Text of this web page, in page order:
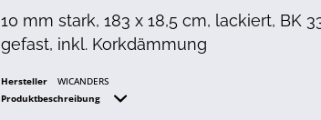
10 mm stark, 183 x 18,5 cm, lackiert, BK
gefast, inkl. Korkdämmung
Hersteller
WICANDERS
Produktbeschreibung